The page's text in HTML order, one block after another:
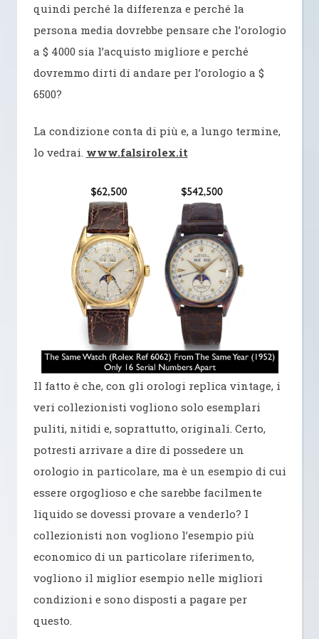
quindi perché la differenza e perché la
persona media dovrebbe pensare che l’orologio
a $ 4000 sia l’acquisto migliore e perché
dovremmo dirti di andare per l’orologio a $
6500?
La condizione conta di più e, a lungo termine,
lo vedrai. www.falsirolex.it
Il fatto è che, con gli orologi replica vintage, i
veri collezionisti vogliono solo esemplari
puliti, nitidi e, soprattutto, originali. Certo,
potresti arrivare a dire di possedere un
orologio in particolare, ma è un esempio di cui
essere orgoglioso e che sarebbe facilmente
liquido se dovessi provare a venderlo? I
collezionisti non vogliono l’esempio più
economico di un particolare riferimento,
vogliono il miglior esempio nelle migliori
condizioni e sono disposti a pagare per
questo.